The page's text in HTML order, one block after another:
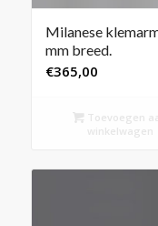
Milanese
mm breed.
€365,00
Toevoegen
winkelwagen